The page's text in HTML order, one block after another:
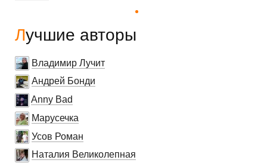
Лучшие авторы
Владимир Лучит
Андрей Бонди
Anny Bad
Марусечка
Усов Роман
Наталия Великолепная